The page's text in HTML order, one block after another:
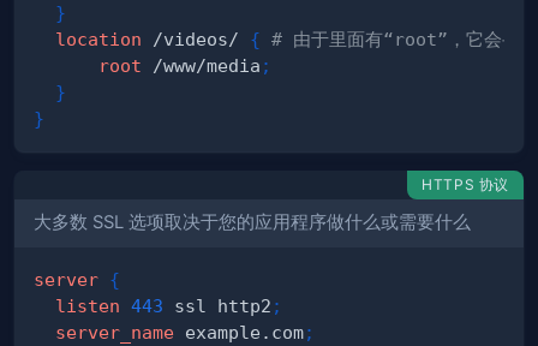
}
location /videos/ { # 由于里面有“root”，它会
root /www/media ;
}
}
HTTPS 协议
大多数 SSL 选项取决于您的应用程序做什么或需要什么
server {
listen 443 ssl http2 ;
server_name example.com;